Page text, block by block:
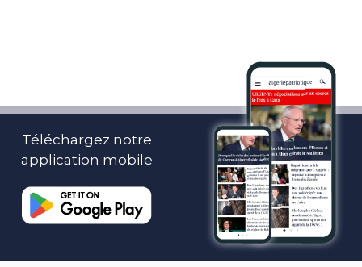
Téléchargez notre
application mobile